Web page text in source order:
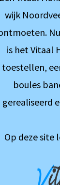
wijk
is het Vitaal
toestellen,
boules
gerealiseerd
Op deze site